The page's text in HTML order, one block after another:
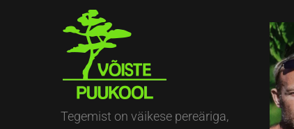
Tegemist on väikese pereäriga,